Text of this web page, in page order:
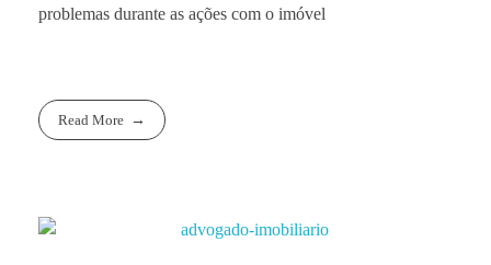
problemas durante as ações com o imóvel
Read More